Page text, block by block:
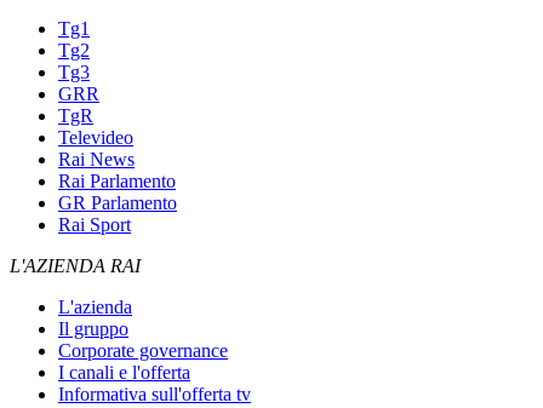
Tg1
Tg2
Tg3
GRR
TgR
Televideo
Rai News
Rai Parlamento
GR Parlamento
Rai Sport
L'AZIENDA RAI
L'azienda
Il gruppo
Corporate governance
I canali e l'offerta
Informativa sull'offerta tv